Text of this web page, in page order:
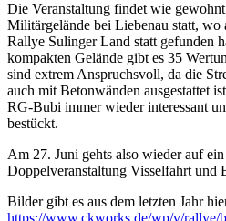
Die Veranstaltung findet wie
Militärgelände bei Liebenau statt, wo
Rallye Sulinger Land statt gefunden
kompakten Gelände gibt es 35
sind extrem Anspruchsvoll, da die
auch mit Betonwänden ausgestattet
RG-Bubi immer wieder interessant
bestückt.
Am 27. Juni gehts also wieder auf
Doppelveranstaltung Visselfahrt und
Bilder gibt es aus dem letzten Jahr